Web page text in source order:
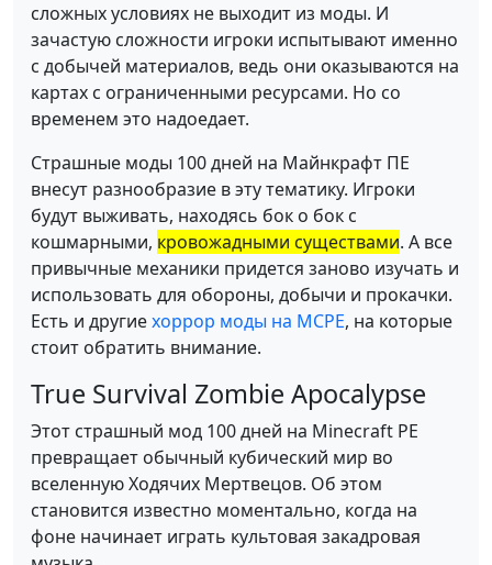
сложных условиях не выходит из моды. И
зачастую сложности игроки испытывают именно
с добычей материалов, ведь они оказываются на
картах с ограниченными ресурсами. Но со
временем это надоедает.
Страшные моды 100 дней на Майнкрафт ПЕ
внесут разнообразие в эту тематику. Игроки
будут выживать, находясь бок о бок с
кошмарными, кровожадными существами. А все
привычные механики придется заново изучать и
использовать для обороны, добычи и прокачки.
Есть и другиехоррор моды на MCPE, на которые
стоит обратить внимание.
True Survival Zombie Apocalypse
Этот страшный мод 100 дней на Minecraft PE
превращает обычный кубический мир во
вселенную Ходячих Мертвецов. Об этом
становится известно моментально, когда на
фоне начинает играть культовая закадровая